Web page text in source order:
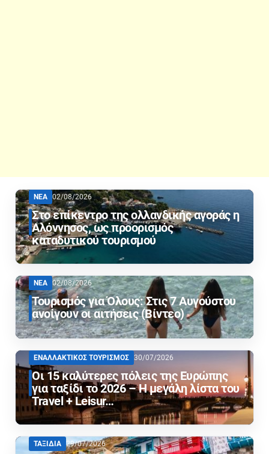
ΝΕΑ 02/08/2026
Στο επίκεντρο της ολλανδικής αγοράς η
Αλόννησος, ως προορισμός
καταδυτικού τουρισμού
ΝΕΑ 02/08/2026
Τουρισμός για Όλους: Στις 7 Αυγούστου
ανοίγουν οι αιτήσεις (Βίντεο)
ΕΝΑΛΛΑΚΤΙΚΟΣ ΤΟΥΡΙΣΜΟΣ 30/07/2026
Οι 15 καλύτερες πόλεις της Ευρώπης
για ταξίδι το 2026 – Η μεγάλη λίστα του
Travel + Leisur…
ΤΑΞΙΔΙΑ 29/07/2026